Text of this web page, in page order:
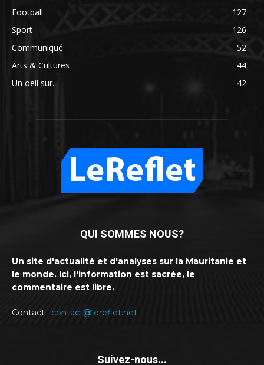
Football
127
Sport
126
Communiqué
52
Arts & Cultures
44
Un oeil sur...
42
QUI SOMMES NOUS?
Un site d'actualité et d'analyses sur la Mauritanie et
le monde. Ici, l'information est sacrée, le
commentaire est libre.
Contact : contact@lereflet.net
Suivez-nous...